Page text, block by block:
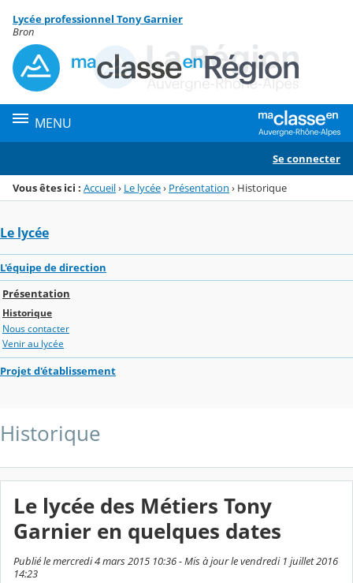
Menu de la rubrique
Contenu
Lycée professionnel Tony Garnier
Bron
MENU
Se connecter
Vous êtes ici : Accueil› Le lycée› Présentation › Historique
Le lycée
L'équipe de direction
Présentation
Historique
Nous contacter
Venir au lycée
Projet d'établissement
Historique
Le lycée des Métiers Tony
Garnier en quelques dates
Publié le mercredi 4 mars 2015 10:36 - Mis à jour le vendredi 1 juillet 2016
14:23